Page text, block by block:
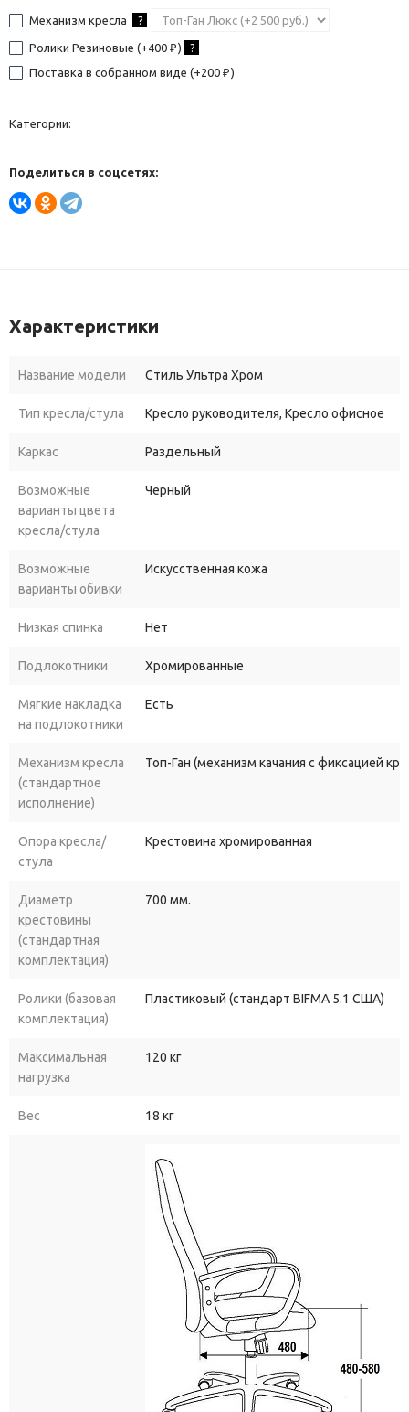
Механизм кресла ?
Ролики Резиновые (+400 ₽ ) ?
Поставка в собранном виде (+200 ₽ )
Категории:
Поделиться в соцсетях:
Характеристики
Название модели Стиль Ультра Хром
Тип кресла/стула Кресло руководителя, Кресло офисное
Каркас Раздельный
Возможные
варианты цвета
кресла/стула
Черный
Возможные
варианты обивки
Искусственная кожа
Низкая спинка Нет
Подлокотники Хромированные
Мягкие накладка
на подлокотники
Есть
Механизм кресла
(стандартное
исполнение)
Топ-Ган (механизм качания с фиксацией
Опора кресла/
стула
Крестовина хромированная
Диаметр
крестовины
(стандартная
комплектация)
700 мм.
Ролики (базовая
комплектация)
Пластиковый (стандарт BIFMA 5.1 США)
Максимальная
нагрузка
120 кг
Вес 18 кг